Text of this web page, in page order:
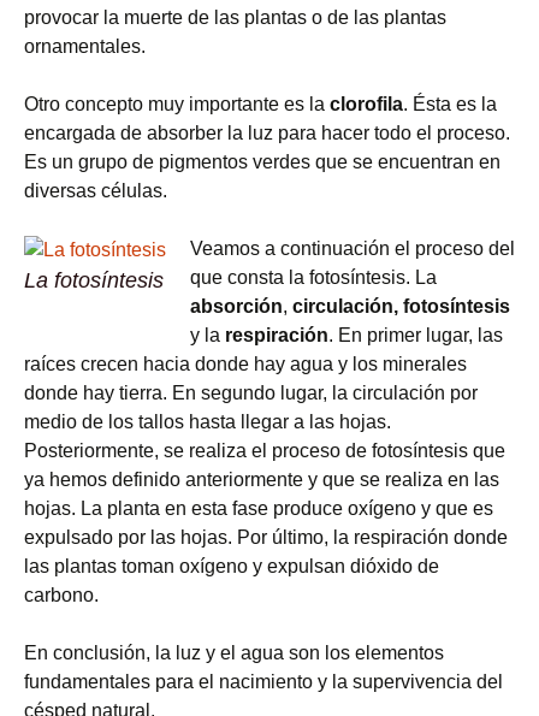
provocar la muerte de las plantas o de las plantas
ornamentales.
Otro concepto muy importante es la clorofila. Ésta es la
encargada de absorber la luz para hacer todo el proceso.
Es un grupo de pigmentos verdes que se encuentran en
diversas células.
La fotosíntesis
Veamos a continuación el proceso del
que consta la fotosíntesis. La
absorción, circulación, fotosíntesis
y la respiración. En primer lugar, las
raíces crecen hacia donde hay agua y los minerales
donde hay tierra. En segundo lugar, la circulación por
medio de los tallos hasta llegar a las hojas.
Posteriormente, se realiza el proceso de fotosíntesis que
ya hemos definido anteriormente y que se realiza en las
hojas. La planta en esta fase produce oxígeno y que es
expulsado por las hojas. Por último, la respiración donde
las plantas toman oxígeno y expulsan dióxido de
carbono.
En conclusión, la luz y el agua son los elementos
fundamentales para el nacimiento y la supervivencia del
césped natural.